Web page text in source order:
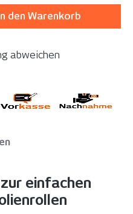
den gewünschten
In den Warenkorb
abweichen
einfachen